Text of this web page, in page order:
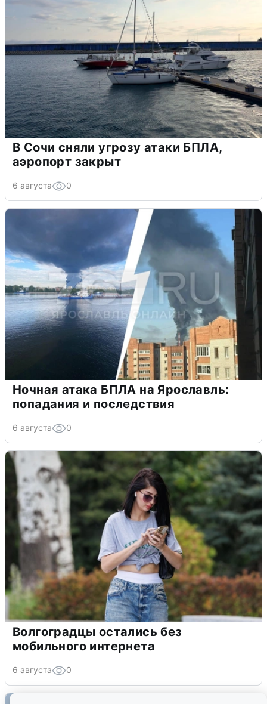
В Сочи сняли угрозу атаки БПЛА,
аэропорт закрыт
6 августа 0
Ночная атака БПЛА на Ярославль:
попадания и последствия
6 августа 0
Волгоградцы остались без
мобильного интернета
6 августа 0